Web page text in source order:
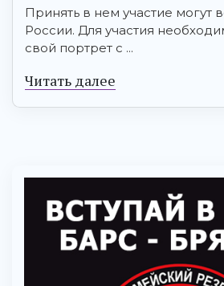
Принять в нем участие могут
России. Для участия
свой портрет с ...
Читать далее